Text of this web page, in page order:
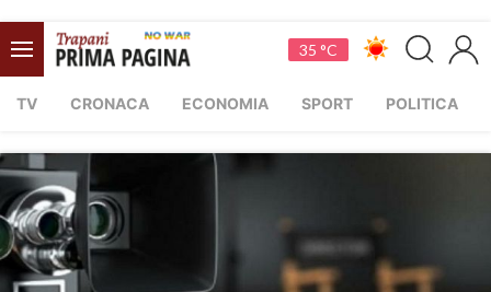
35 °C
TV CRONACA ECONOMIA SPORT POLITICA